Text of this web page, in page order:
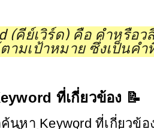
(คีย์เวิร์ด) คือ คำหรื
ามเป้าหมาย ซึ่งเป็นค
ที่เกี่ยวข้อง 📝
นหา Keyword ที่เกี่ยวข้